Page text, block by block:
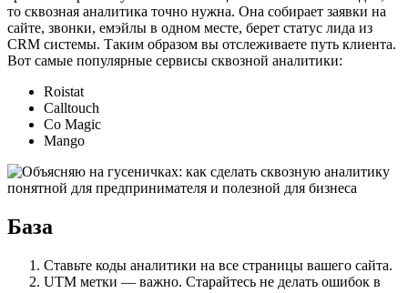
то сквозная аналитика точно нужна. Она собирает заявки на
сайте, звонки, емэйлы в одном месте, берет статус лида из
CRM системы. Таким образом вы отслеживаете путь клиента.
Вот самые популярные сервисы сквозной аналитики:
Roistat
Calltouch
Co Magic
Mango
База
Ставьте коды аналитики на все страницы вашего сайта.
UTM метки — важно. Старайтесь не делать ошибок в